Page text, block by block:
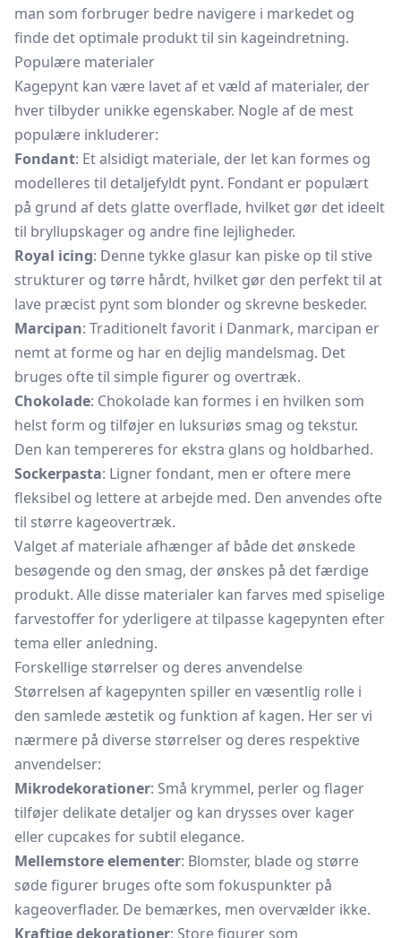
man som forbruger bedre navigere i markedet og
finde det optimale produkt til sin kageindretning.
Populære materialer
Kagepynt kan være lavet af et væld af materialer, der
hver tilbyder unikke egenskaber. Nogle af de mest
populære inkluderer:
Fondant: Et alsidigt materiale, der let kan formes og
modelleres til detaljefyldt pynt. Fondant er populært
på grund af dets glatte overflade, hvilket gør det ideelt
til bryllupskager og andre fine lejligheder.
Royal icing: Denne tykke glasur kan piske op til stive
strukturer og tørre hårdt, hvilket gør den perfekt til at
lave præcist pynt som blonder og skrevne beskeder.
Marcipan: Traditionelt favorit i Danmark, marcipan er
nemt at forme og har en dejlig mandelsmag. Det
bruges ofte til simple figurer og overtræk.
Chokolade: Chokolade kan formes i en hvilken som
helst form og tilføjer en luksuriøs smag og tekstur.
Den kan tempereres for ekstra glans og holdbarhed.
Sockerpasta: Ligner fondant, men er oftere mere
fleksibel og lettere at arbejde med. Den anvendes ofte
til større kageovertræk.
Valget af materiale afhænger af både det ønskede
besøgende og den smag, der ønskes på det færdige
produkt. Alle disse materialer kan farves med spiselige
farvestoffer for yderligere at tilpasse kagepynten efter
tema eller anledning.
Forskellige størrelser og deres anvendelse
Størrelsen af kagepynten spiller en væsentlig rolle i
den samlede æstetik og funktion af kagen. Her ser vi
nærmere på diverse størrelser og deres respektive
anvendelser:
Mikrodekorationer: Små krymmel, perler og flager
tilføjer delikate detaljer og kan drysses over kager
eller cupcakes for subtil elegance.
Mellemstore elementer: Blomster, blade og større
søde figurer bruges ofte som fokuspunkter på
kageoverflader. De bemærkes, men overvælder ikke.
Kraftige dekorationer: Store figurer som